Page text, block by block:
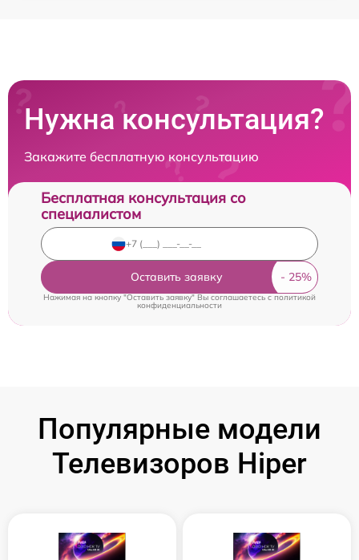
Нужна консультация?
Закажите бесплатную консультацию
Бесплатная консультация со
специалистом
Оставить заявку
Нажимая на кнопку "Оставить заявку" Вы соглашаетесь cполитикой
конфиденциальности
Популярные модели
Телевизоров Hiper